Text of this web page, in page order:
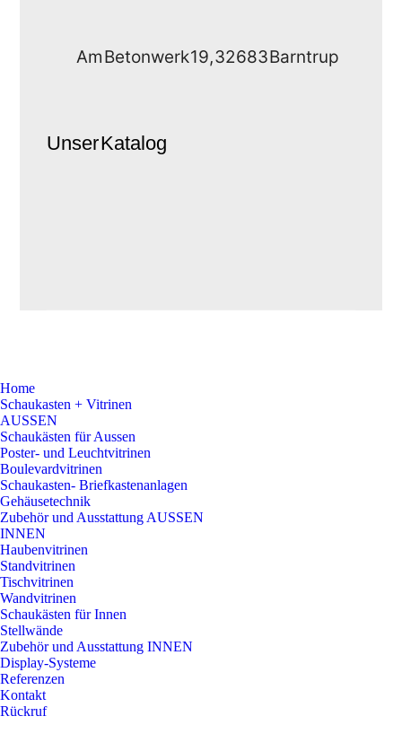
Am Betonwerk 19, 32683 Barntrup
Unser Katalog
Home
Schaukasten + Vitrinen
AUSSEN
Schaukästen für Aussen
Poster- und Leuchtvitrinen
Boulevardvitrinen
Schaukasten- Briefkastenanlagen
Gehäusetechnik
Zubehör und Ausstattung AUSSEN
INNEN
Haubenvitrinen
Standvitrinen
Tischvitrinen
Wandvitrinen
Schaukästen für Innen
Stellwände
Zubehör und Ausstattung INNEN
Display-Systeme
Referenzen
Kontakt
Rückruf